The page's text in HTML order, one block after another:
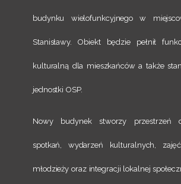
budynku wielofunkcyjnego w
Stanisławy. Obiekt będzie pełnił
kulturalną dla mieszkańców a także
jednostki OSP.
Nowy budynek stworzy przestrzeń
spotkań, wydarzeń kulturalnych,
młodzieży oraz integracji lokalnej